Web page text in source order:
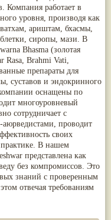
Компания работает в
уровня, производя как
ариштам, бхасмы,
сиропы, мази. В
Bhasma (золотая
Rasa, Brahmi Vati,
препараты для
суставов и эндокринного
оснащены по
многоуровневый
сотрудничает с
аюрведистами, проводит
своих
В нашем
представлена как
без компромиссов. Это
знаний с проверенным
отвечая требованиям